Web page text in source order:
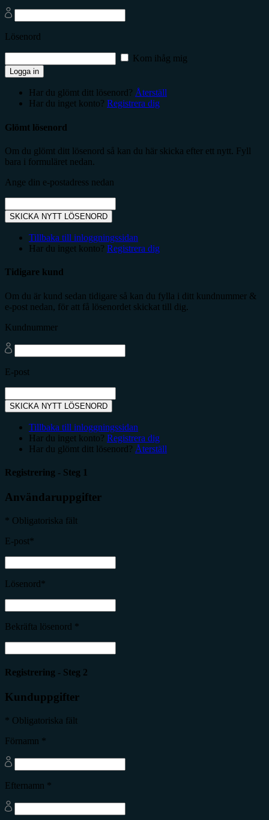
Lösenord
Kom ihåg mig
Logga in
Har du glömt ditt lösenord? Återställ
Har du inget konto? Registrera dig
Glömt lösenord
Om du glömt ditt lösenord så kan du här skicka efter ett nytt. Fyll
bara i formuläret nedan.
Ange din e-postadress nedan
SKICKA NYTT LÖSENORD
Tillbaka till inloggningssidan
Har du inget konto? Registrera dig
Tidigare kund
Om du är kund sedan tidigare så kan du fylla i ditt kundnummer &
e-post nedan, för att få lösenordet skickat till dig.
Kundnummer
E-post
SKICKA NYTT LÖSENORD
Tillbaka till inloggningssidan
Har du inget konto? Registrera dig
Har du glömt ditt lösenord? Återställ
Registrering - Steg 1
Användaruppgifter
* Obligatoriska fält
E-post*
Lösenord*
Bekräfta lösenord *
Registrering - Steg 2
Kunduppgifter
* Obligatoriska fält
Förnamn *
Efternamn *